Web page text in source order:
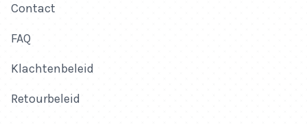
Contact
FAQ
Klachtenbeleid
Retourbeleid